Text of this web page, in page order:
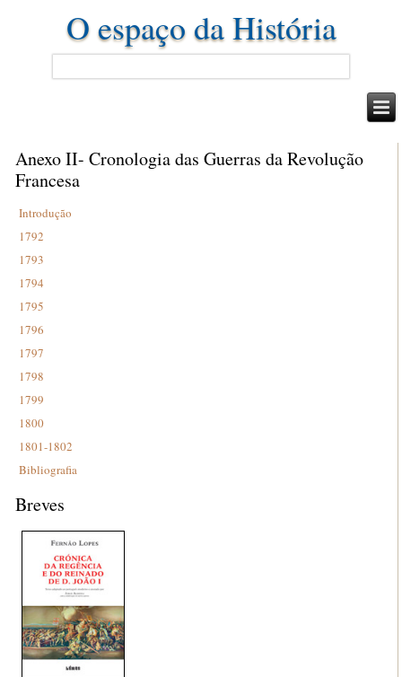
O espaço da História
Anexo II- Cronologia das Guerras da Revolução
Francesa
Introdução
1792
1793
1794
1795
1796
1797
1798
1799
1800
1801-1802
Bibliografia
Breves